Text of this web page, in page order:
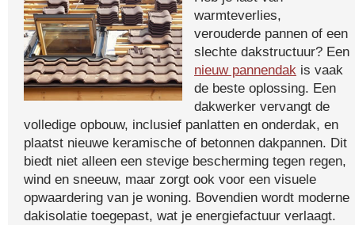
warmteverlies,
verouderde pannen of een
slechte dakstructuur? Een
nieuw pannendak is vaak
de beste oplossing. Een
dakwerker vervangt de
volledige opbouw, inclusief panlatten en onderdak, en
plaatst nieuwe keramische of betonnen dakpannen. Dit
biedt niet alleen een stevige bescherming tegen regen,
wind en sneeuw, maar zorgt ook voor een visuele
opwaardering van je woning. Bovendien wordt moderne
dakisolatie toegepast, wat je energiefactuur verlaagt.